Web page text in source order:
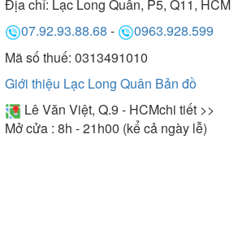
Địa chỉ: Lạc Long Quân, P5, Q11, HCM
07.92.93.88.68 -
0963.928.599
Mã số thuế: 0313491010
Giới thiệu Lạc Long Quân Bản đồ
Lê Văn Việt, Q.9 - HCMchi tiết >>
Mở cửa : 8h - 21h00 (kể cả ngày lễ)